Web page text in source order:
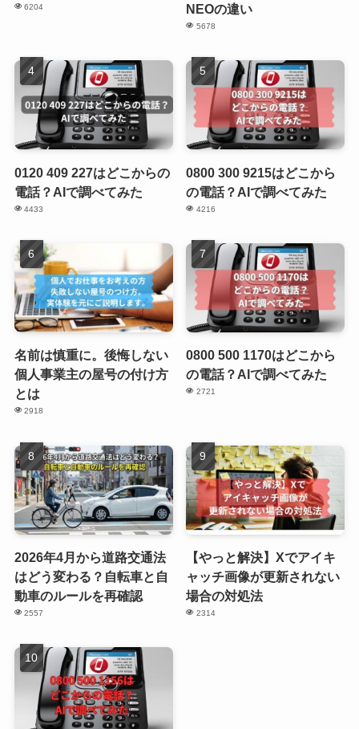
6204
NEOの違い
5678
0120 409 227はどこからの
電話？AIで調べてみた
4433
0800 300 9215はどこから
の電話？AIで調べてみた
4216
名前は慎重に。後悔しない
個人事業主の屋号の付け方
とは
2918
0800 500 1170はどこから
の電話？AIで調べてみた
2721
2026年4月から道路交通法
はどう変わる？自転車と自
動車のルールを再確認
2557
【やっと解決】Xでアイキ
ャッチ画像が更新されない
場合の対処法
2314